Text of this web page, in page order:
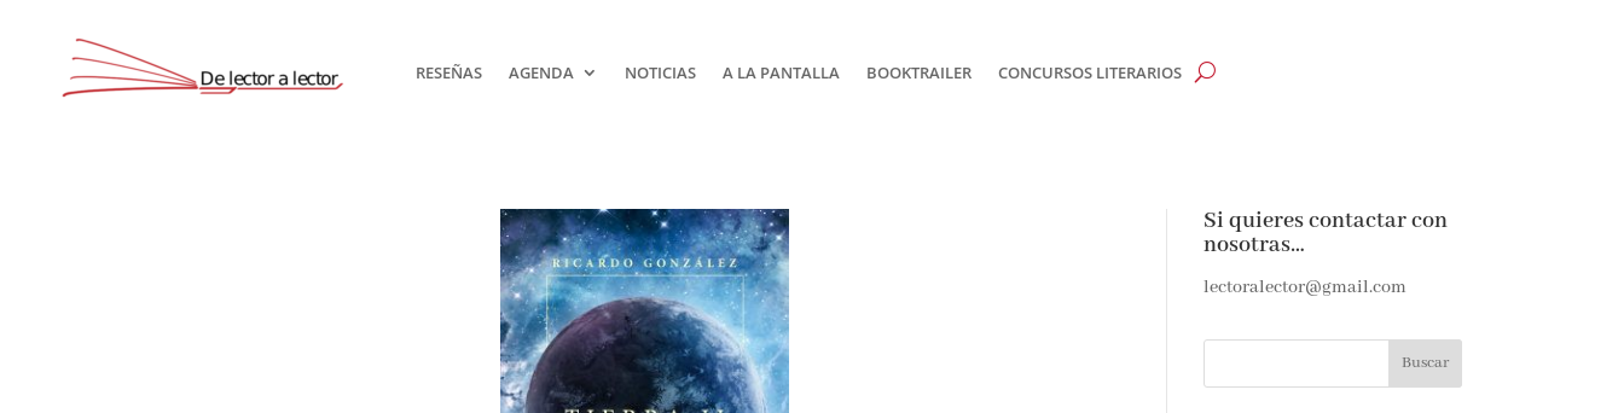
RESEÑAS AGENDA NOTICIAS A LA PANTALLA BOOKTRAILER CONCURSOS LITERARIOS
Si quieres contactar con
nosotras…
lectoralector@gmail.com